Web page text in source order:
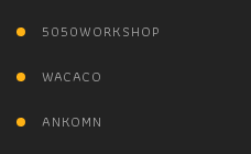
5050WORKSHOP
WACACO
ANKOMN